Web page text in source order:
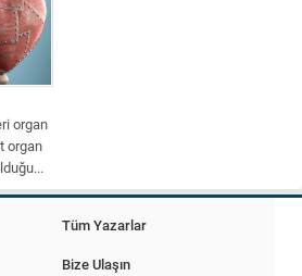
organ
organ
Tüm Yazarlar
Bize Ulaşın